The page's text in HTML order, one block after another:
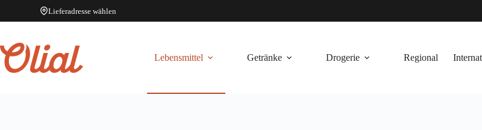
Lieferadresse wählen
springen
Lebensmittel
Getränke Drogerie Regional